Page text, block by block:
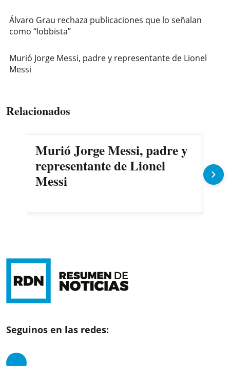
Álvaro Grau rechaza publicaciones que lo señalan
como “lobbista”
Murió Jorge Messi, padre y representante de Lionel
Messi
Relacionados
Murió Jorge Messi, padre y
representante de Lionel
Messi
Seguinos en las redes: